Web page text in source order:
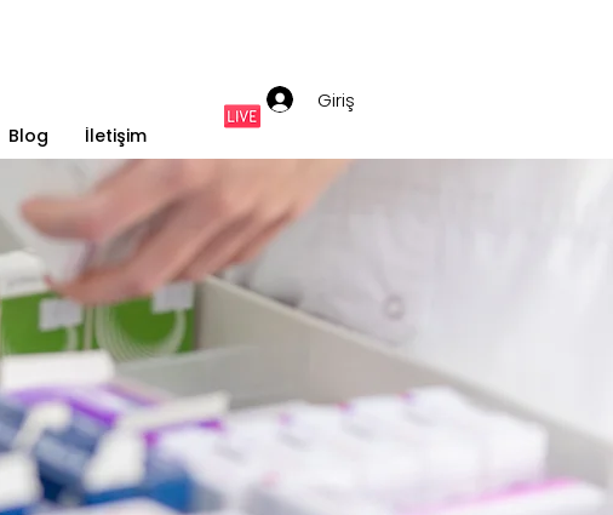
Giriş
Blog İletişim